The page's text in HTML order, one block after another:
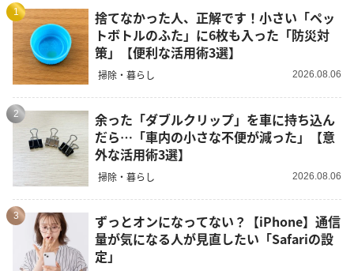
1
捨てなかった人、正解です！小さい「ペッ
トボトルのふた」に6枚も入った「防災対
策」【便利な活用術3選】
掃除・暮らし 2026.08.06
2
余った「ダブルクリップ」を車に持ち込ん
だら…「車内の小さな不便が減った」【意
外な活用術3選】
掃除・暮らし 2026.08.06
3
ずっとオンになってない？【iPhone】通信
量が気になる人が見直したい「Safariの設
定」